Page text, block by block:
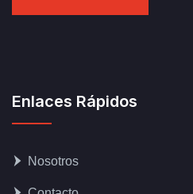
Enlaces Rápidos
Nosotros